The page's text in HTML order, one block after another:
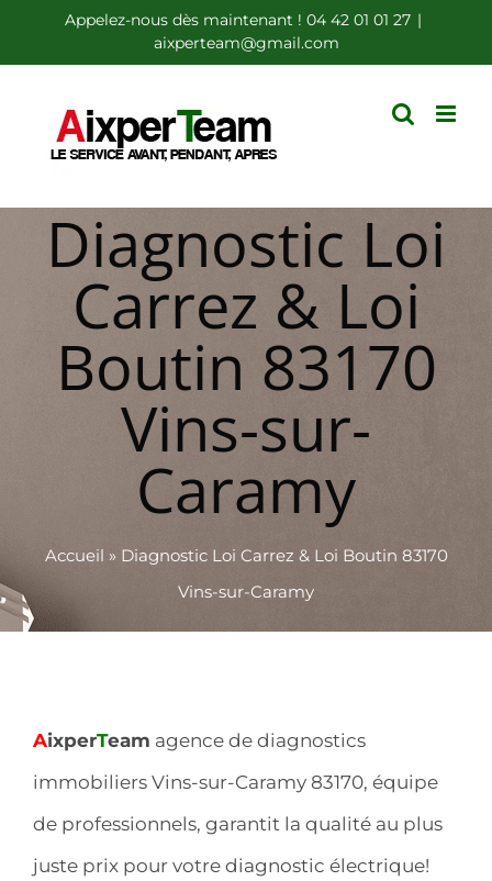
au
contenu
Appelez-nous dès maintenant ! 04 42 01 01 27 |
aixperteam@gmail.com
Diagnostic Loi
Carrez & Loi
Boutin 83170
Vins-sur-
Caramy
Accueil » Diagnostic Loi Carrez & Loi Boutin 83170
Vins-sur-Caramy
AixperTeam agence de diagnostics
immobiliers Vins-sur-Caramy 83170, équipe
de professionnels, garantit la qualité au plus
juste prix pour votre diagnostic électrique!